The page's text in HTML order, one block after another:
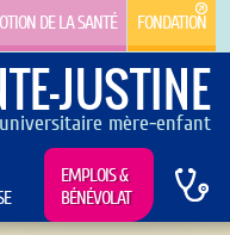
DE LA SANTÉ FONDATION
JUSTINE
mère-enfant
EMPLOIS &
BÉNÉVOLAT